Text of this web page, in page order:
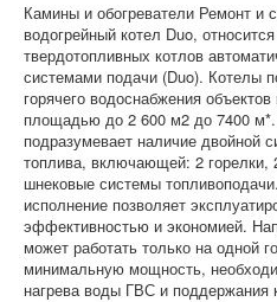
Камины и обогреватели Ремонт и
водогрейный котел Duo,
твердотопливных котлов
системами подачи (Duo). Котелы
горячего водоснабжения
площадью до 2 600 м2 до 7400
подразумевает наличие двойной
топлива, включающей: 2 горелки,
шнековые системы
исполнение позволяет
эффективностью и экономией.
может работать только на одной
минимальную мощность,
нагрева воды ГВС и поддержания